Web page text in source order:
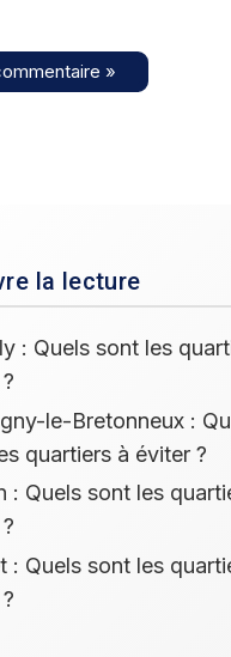
la lecture
: Quels sont les
le-Bretonneux :
quartiers à éviter ?
: Quels sont les
: Quels sont les